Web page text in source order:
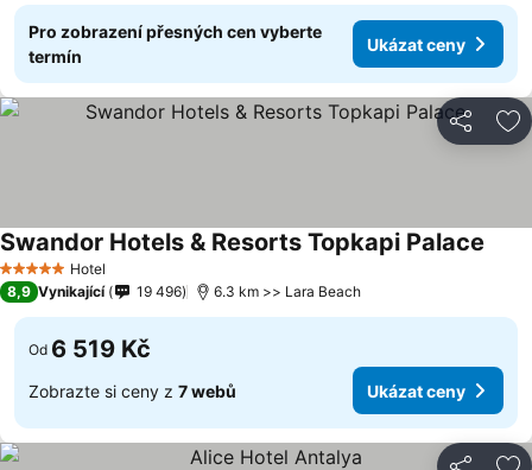
Pro zobrazení přesných cen vyberte
termín
Ukázat ceny
Sdílet
5 Počet hvězdiček
Hotel
Swandor Hotels & Resorts Topkapi Palace
8,9 Vynikající 19 496 6.3 km >> Lara Beach
Od 6 519 Kč
Zobrazte si ceny z 7 webů Ukázat ceny